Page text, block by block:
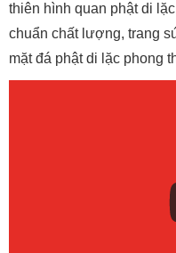
thiên hình quan phật di
chuẩn chất lượng, trang
mặt đá phật di lặc phong